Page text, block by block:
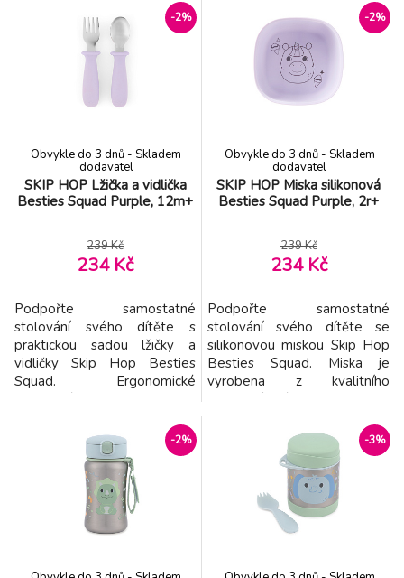
vhodný pro každodenní
používání. Díky přirozeně
protiskluzovému povrchu
dobře drží na stole a pomáhá
předcházet nechtěnému
převrhnutí. Je ideální na
vhodný pro každodenní
používání. Díky
protiskluzovému povrchu
zůstává během jídla stabilně
na místě, což pomáhá
předcházet nechtěnému
-2%
SKIP HOP Lžička a vidlička
Besties Squad Purple, 12m+
Obvykle do 3 dnů - Skladem
dodavatel
239 Kč
234 Kč
Podpořte samostatné
stolování svého dítěte s
praktickou sadou lžičky a
vidličky Skip Hop Besties
Squad. Ergonomické
pohodlně držely v malých
dětských ručičkách a
usnadnily první pokusy o
samostatné krmení. Chytrá
konstrukce se zvýšenou
rukojetí udržuje nerezové
-2%
SKIP HOP Miska silikonová
Besties Squad Purple, 2r+
Obvykle do 3 dnů - Skladem
dodavatel
239 Kč
234 Kč
Podpořte samostatné
stolování svého dítěte se
silikonovou miskou Skip Hop
Besties Squad. Miska je
vyrobena z kvalitního
vhodný pro každodenní
používání. Díky přirozeně
protiskluzovému povrchu
dobře drží na stole a pomáhá
předcházet nechtěnému
převrhnutí. Je ideální na
-2% -3%